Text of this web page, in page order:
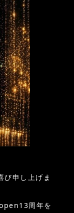
申し上げま
周年を